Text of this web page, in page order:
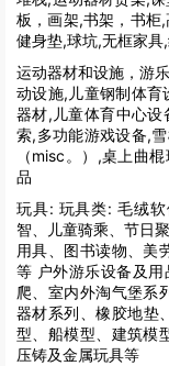
板，画架,书架，书柜
健身垫,球坑,无框家具
运动器材和设施，游
动设施,儿童钢制体育
器材,儿童体育中心
索,多功能游戏设备,
（misc。）,桌上曲
品
玩具: 玩具类: 毛绒
智、儿童骑乘、节日
用具、图书读物、美
等 户外游乐设备及
爬、室内外淘气堡系
器材系列、橡胶地垫
型、船模型、建筑模
压铸及金属玩具等